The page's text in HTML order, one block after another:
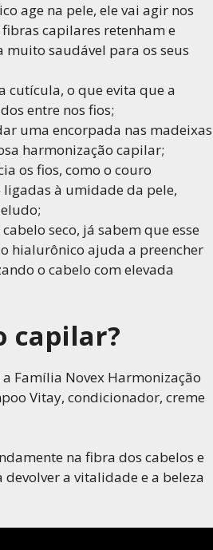
age na pele, ele vai agir nos
capilares retenham e
muito saudável para os seus
cutícula, o que evita que a
entre nos fios;
uma encorpada nas madeixas
harmonização capilar;
os fios, como o couro
à umidade da pele,
seco, já sabem que esse
hialurônico ajuda a preencher
o cabelo com elevada
capilar?
Família Novex Harmonização
Vitay, condicionador, creme
na fibra dos cabelos e
a vitalidade e a beleza